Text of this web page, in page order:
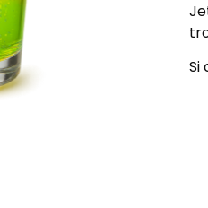
Si